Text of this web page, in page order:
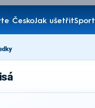
ČeskoJak ušetřitSport